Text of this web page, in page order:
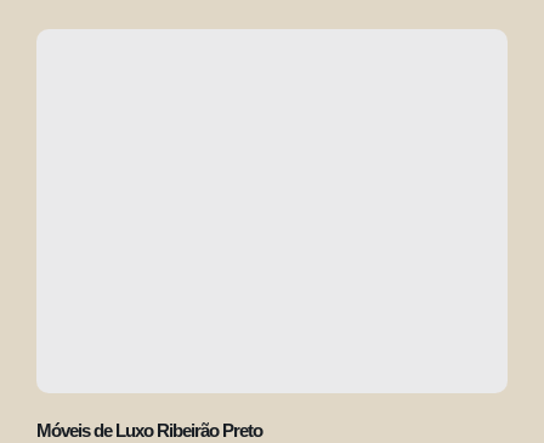
Móveis de Luxo Ribeirão Preto